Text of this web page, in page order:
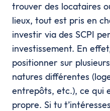
trouver des locataires
lieux, tout est pris en
investir via des SCPI
investissement. En
positionner sur
natures différentes
entrepôts, etc.), ce qui
propre. Si tu